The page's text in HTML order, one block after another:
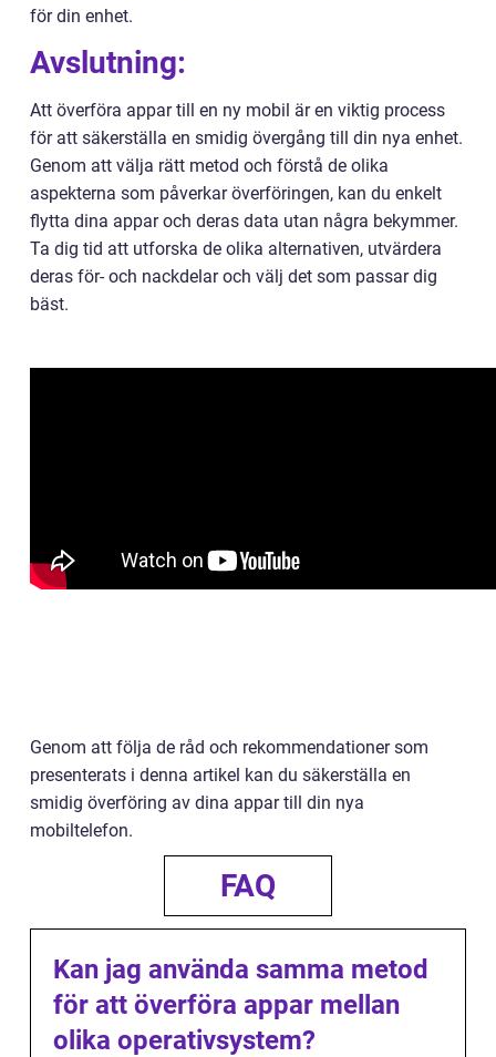
för din enhet.
Avslutning:
Att överföra appar till en ny mobil är en viktig process
för att säkerställa en smidig övergång till din nya enhet.
Genom att välja rätt metod och förstå de olika
aspekterna som påverkar överföringen, kan du enkelt
flytta dina appar och deras data utan några bekymmer.
Ta dig tid att utforska de olika alternativen, utvärdera
deras för- och nackdelar och välj det som passar dig
bäst.
Genom att följa de råd och rekommendationer som
presenterats i denna artikel kan du säkerställa en
smidig överföring av dina appar till din nya
mobiltelefon.
FAQ
Kan jag använda samma metod
för att överföra appar mellan
olika operativsystem?